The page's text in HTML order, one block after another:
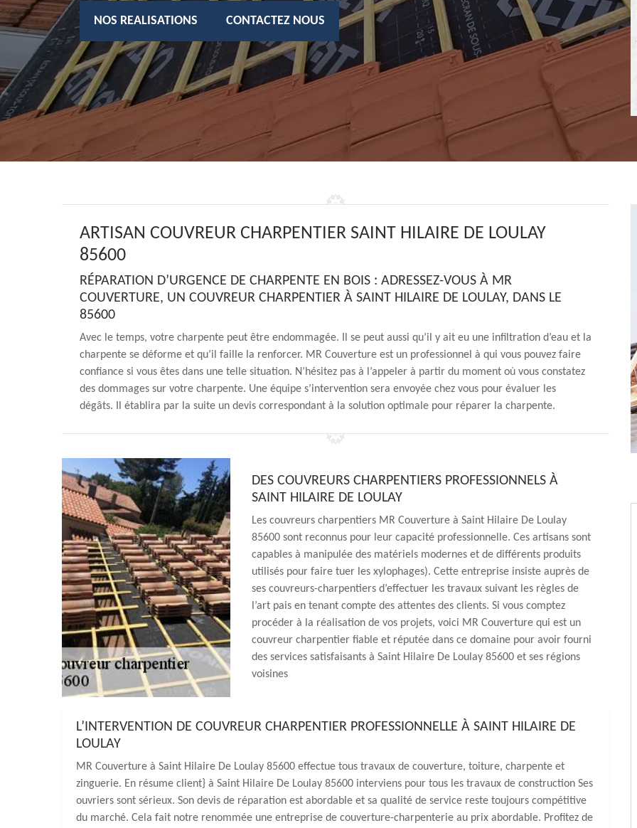
NOS REALISATIONS CONTACTEZ NOUS
ARTISAN COUVREUR CHARPENTIER SAINT HILAIRE DE LOULAY
85600
RÉPARATION D’URGENCE DE CHARPENTE EN BOIS : ADRESSEZ-VOUS À MR
COUVERTURE, UN COUVREUR CHARPENTIER À SAINT HILAIRE DE LOULAY, DANS LE
85600
Avec le temps, votre charpente peut être endommagée. Il se peut aussi qu’il y ait eu une infiltration d’eau et la
charpente se déforme et qu’il faille la renforcer. MR Couverture est un professionnel à qui vous pouvez faire
confiance si vous êtes dans une telle situation. N’hésitez pas à l’appeler à partir du moment où vous constatez
des dommages sur votre charpente. Une équipe s’intervention sera envoyée chez vous pour évaluer les
dégâts. Il établira par la suite un devis correspondant à la solution optimale pour réparer la charpente.
DES COUVREURS CHARPENTIERS PROFESSIONNELS À
SAINT HILAIRE DE LOULAY
Les couvreurs charpentiers MR Couverture à Saint Hilaire De Loulay
85600 sont reconnus pour leur capacité professionnelle. Ces artisans sont
capables à manipulée des matériels modernes et de différents produits
utilisés pour faire tuer les xylophages). Cette entreprise insiste auprès de
ses couvreurs-charpentiers d’effectuer les travaux suivant les règles de
l’art pais en tenant compte des attentes des clients. Si vous comptez
procéder à la réalisation de vos projets, voici MR Couverture qui est un
couvreur charpentier fiable et réputée dans ce domaine pour avoir fourni
des services satisfaisants à Saint Hilaire De Loulay 85600 et ses régions
voisines
L’INTERVENTION DE COUVREUR CHARPENTIER PROFESSIONNELLE À SAINT HILAIRE DE
LOULAY
MR Couverture à Saint Hilaire De Loulay 85600 effectue tous travaux de couverture, toiture, charpente et
zinguerie. En résume client} à Saint Hilaire De Loulay 85600 interviens pour tous les travaux de construction Ses
ouvriers sont sérieux. Son devis de réparation est abordable et sa qualité de service reste toujours compétitive
du marché. Cela fait notre renommée une entreprise de couverture-charpenterie au prix abordable. Profitez de